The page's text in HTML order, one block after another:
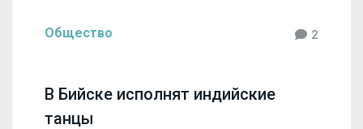
Общество 2
В Бийске исполнят индийские
танцы